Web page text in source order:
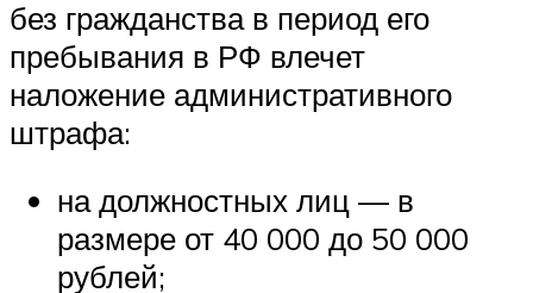
без гражданства в период его
пребывания в РФ влечет
наложение административного
штрафа:
на должностных лиц — в
размере от 40 000 до 50 000
рублей;